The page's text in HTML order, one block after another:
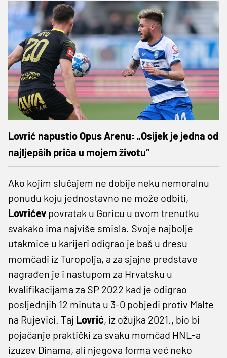
Lovrić napustio Opus Arenu: „Osijek je jedna od
najljepših priča u mojem životu“
Ako kojim slučajem ne dobije neku nemoralnu
ponudu koju jednostavno ne može odbiti,
Lovrićev povratak u Goricu u ovom trenutku
svakako ima najviše smisla. Svoje najbolje
utakmice u karijeri odigrao je baš u dresu
momčadi iz Turopolja, a za sjajne predstave
nagrađen je i nastupom za Hrvatsku u
kvalifikacijama za SP 2022 kad je odigrao
posljednjih 12 minuta u 3-0 pobjedi protiv Malte
na Rujevici. Taj Lovrić, iz ožujka 2021., bio bi
pojačanje praktički za svaku momčad HNL-a
izuzev Dinama, ali njegova forma već neko